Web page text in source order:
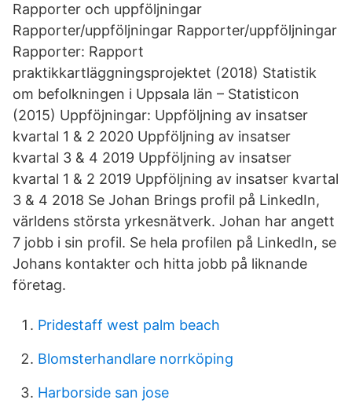
Rapporter och uppföljningar
Rapporter/uppföljningar Rapporter/uppföljningar
Rapporter: Rapport
praktikkartläggningsprojektet (2018) Statistik
om befolkningen i Uppsala län – Statisticon
(2015) Uppföjningar: Uppföljning av insatser
kvartal 1 & 2 2020 Uppföljning av insatser
kvartal 3 & 4 2019 Uppföljning av insatser
kvartal 1 & 2 2019 Uppföljning av insatser kvartal
3 & 4 2018 Se Johan Brings profil på LinkedIn,
världens största yrkesnätverk. Johan har angett
7 jobb i sin profil. Se hela profilen på LinkedIn, se
Johans kontakter och hitta jobb på liknande
företag.
Pridestaff west palm beach
Blomsterhandlare norrköping
Harborside san jose